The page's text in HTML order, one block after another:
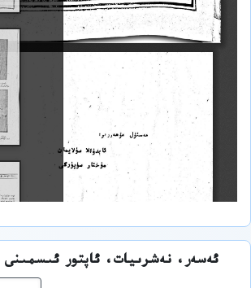
ئەسەر، نەشرىيات، ئاپتور